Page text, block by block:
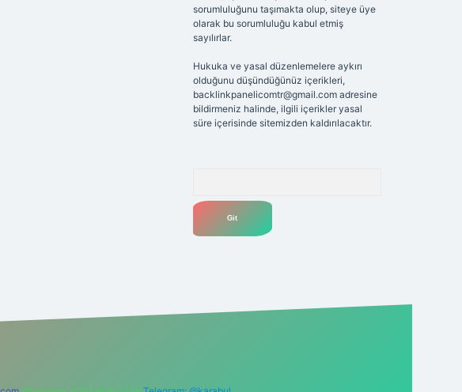
sorumluluğunu taşımakta olup, siteye üye
olarak bu sorumluluğu kabul etmiş
sayılırlar.
Hukuka ve yasal düzenlemelere aykırı
olduğunu düşündüğünüz içerikleri,
backlinkpanelicomtr@gmail.comadresine
bildirmeniz halinde, ilgili içerikler yasal
süre içerisinde sitemizden kaldırılacaktır.